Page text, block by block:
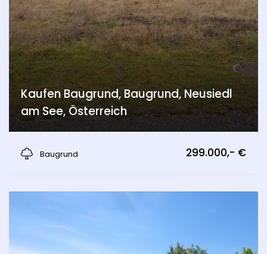
Kaufen Baugrund, Baugrund, Neusiedl
am See, Österreich
Baugrund
299.000,- €